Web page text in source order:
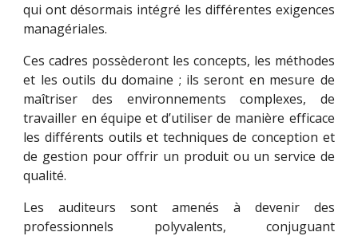
qui ont désormais intégré les différentes exigences
managériales.
Ces cadres possèderont les concepts, les méthodes
et les outils du domaine ; ils seront en mesure de
maîtriser des environnements complexes, de
travailler en équipe et d’utiliser de manière efficace
les différents outils et techniques de conception et
de gestion pour offrir un produit ou un service de
qualité.
Les auditeurs sont amenés à devenir des
professionnels polyvalents, conjuguant